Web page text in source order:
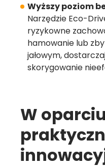
Wyższy poziom
Narzędzie Eco-
ryzykowne
hamowanie lub
jałowym,
skorygowanie
W